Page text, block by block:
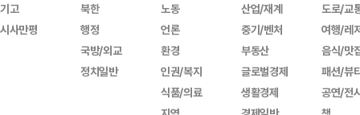
기고
시사만평
북한
행정
국방/외교
정치일반
노동
언론
환경
인권/복지
식품/의료
산업/재계
중기/벤처
부동산
글로벌경제
생활경제
도로/교
여행/레
음식/맛
패션/뷰
공연/전